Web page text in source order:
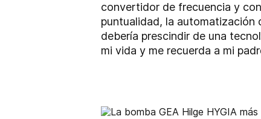
convertidor de frecuencia y
puntualidad, la automatización
debería prescindir de una
mi vida y me recuerda a mi